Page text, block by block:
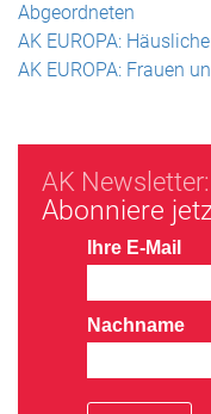
Abgeordneten
AK EUROPA:
AK EUROPA: Frauen
AK Newsletter:
Abonniere
Ihre E-Mail
Nachname